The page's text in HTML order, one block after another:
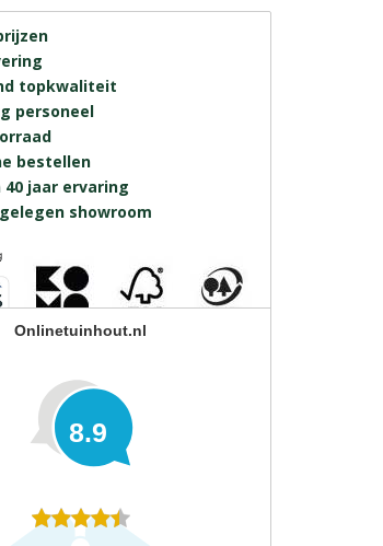
topkwaliteit
personeel
bestellen
40 jaar ervaring
showroom
Onlinetuinhout.nl
8.9